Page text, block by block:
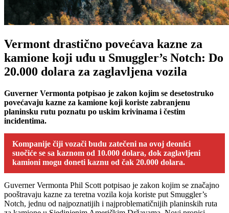
Vermont drastično povećava kazne za
kamione koji uđu u Smuggler’s Notch: Do
20.000 dolara za zaglavljena vozila
Guverner Vermonta potpisao je zakon kojim se desetostruko
povećavaju kazne za kamione koji koriste zabranjenu
planinsku rutu poznatu po uskim krivinama i čestim
incidentima.
Kompanije čiji vozači budu zatečeni na ovoj deonici
suočiće se sa kaznom od 10.000 dolara, dok zaglavljeni
kamioni mogu doneti kaznu od čak 20.000 dolara.
Guverner Vermonta Phil Scott potpisao je zakon kojim se značajno
pooštravaju kazne za teretna vozila koja koriste put Smuggler’s
Notch, jednu od najpoznatijih i najproblematičnijih planinskih ruta